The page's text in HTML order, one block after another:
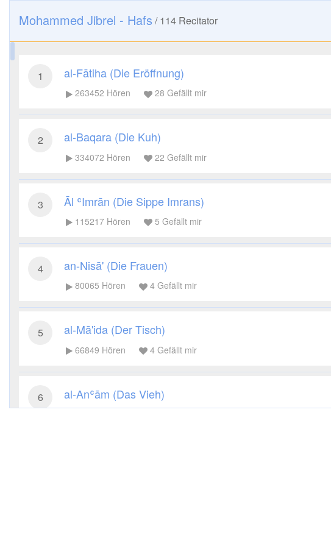
Mohammed Jibrel - Hafs /114 Recitator
1 al-Fātiha (Die Eröffnung)
263452 Hören 28 Gefällt mir
2 al-Baqara (Die Kuh)
334072 Hören 22 Gefällt mir
3 Āl ʿImrān (Die Sippe Imrans)
115217 Hören 5 Gefällt mir
4 an-Nisā' (Die Frauen)
80065 Hören 4 Gefällt mir
5 al-Mā'ida (Der Tisch)
66849 Hören 4 Gefällt mir
6 al-Anʿām (Das Vieh)